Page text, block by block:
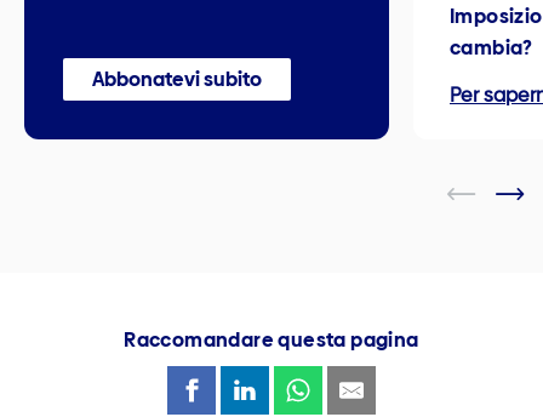
Abbonatevi subito
cambia?
Per
Raccomandare questa pagina